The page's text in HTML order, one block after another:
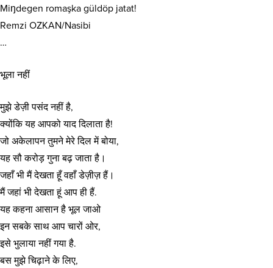
Miŋdegen romaşka güldöp jatat!
Remzi OZKAN/Nasibi
…
भूला नहीं
मुझे डेज़ी पसंद नहीं है,
क्योंकि यह आपको याद दिलाता है!
जो अकेलापन तुमने मेरे दिल में बोया,
यह सौ करोड़ गुना बढ़ जाता है।
जहाँ भी मैं देखता हूँ वहाँ डेज़ीज़ हैं।
मैं जहां भी देखता हूं आप ही हैं.
यह कहना आसान है भूल जाओ
इन सबके साथ आप चारों ओर,
इसे भुलाया नहीं गया है.
बस मुझे चिढ़ाने के लिए,